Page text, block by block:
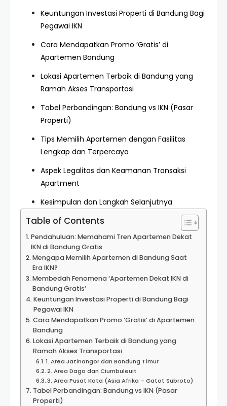
Keuntungan Investasi Properti di Bandung Bagi
Pegawai IKN
Cara Mendapatkan Promo ‘Gratis’ di
Apartemen Bandung
Lokasi Apartemen Terbaik di Bandung yang
Ramah Akses Transportasi
Tabel Perbandingan: Bandung vs IKN (Pasar
Properti)
Tips Memilih Apartemen dengan Fasilitas
Lengkap dan Terpercaya
Aspek Legalitas dan Keamanan Transaksi
Apartment
Kesimpulan dan Langkah Selanjutnya
Table of Contents
Pendahuluan: Memahami Tren Apartemen Dekat
IKN di Bandung Gratis
Mengapa Memilih Apartemen di Bandung Saat
Era IKN?
Membedah Fenomena ‘Apartemen Dekat IKN di
Bandung Gratis’
Keuntungan Investasi Properti di Bandung Bagi
Pegawai IKN
Cara Mendapatkan Promo ‘Gratis’ di Apartemen
Bandung
Lokasi Apartemen Terbaik di Bandung yang
Ramah Akses Transportasi
1. Area Jatinangor dan Bandung Timur
2. Area Dago dan Ciumbuleuit
3. Area Pusat Kota (Asia Afrika – Gatot Subroto)
Tabel Perbandingan: Bandung vs IKN (Pasar
Properti)